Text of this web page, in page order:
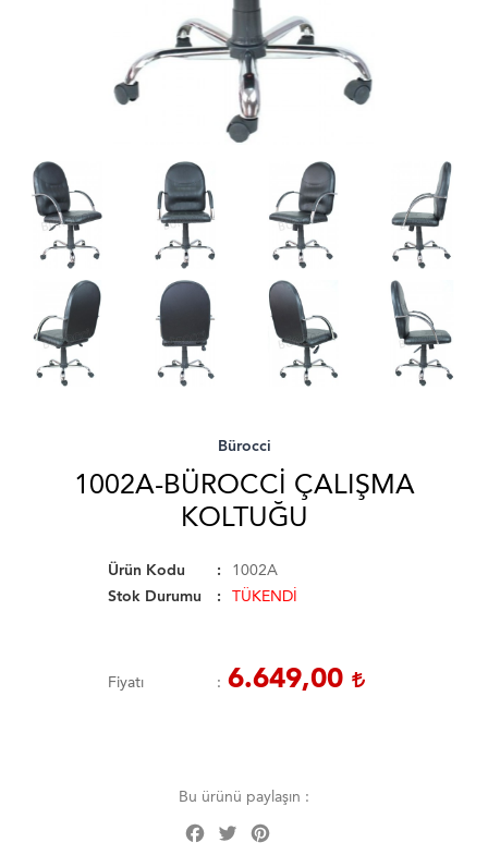
Bürocci
1002A-BÜROCCI ÇALIŞMA
KOLTUĞU
Ürün Kodu
1002A
Stok Durumu
TÜKENDİ
Fiyatı 6.649,00
Bu ürünü paylaşın :
Facebook
Twitter